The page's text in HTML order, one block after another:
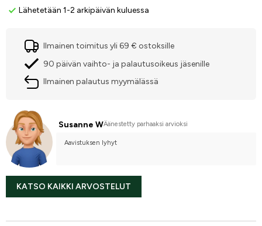
Lähetetään 1-2 arkipäivän kuluessa
Ilmainen toimitus yli 69 € ostoksille
90 päivän vaihto- ja palautusoikeus jäsenille
Ilmainen palautus myymälässä
Susanne WÄänestetty parhaaksi arvioksi
Aavistuksen lyhyt
KATSO KAIKKI ARVOSTELUT